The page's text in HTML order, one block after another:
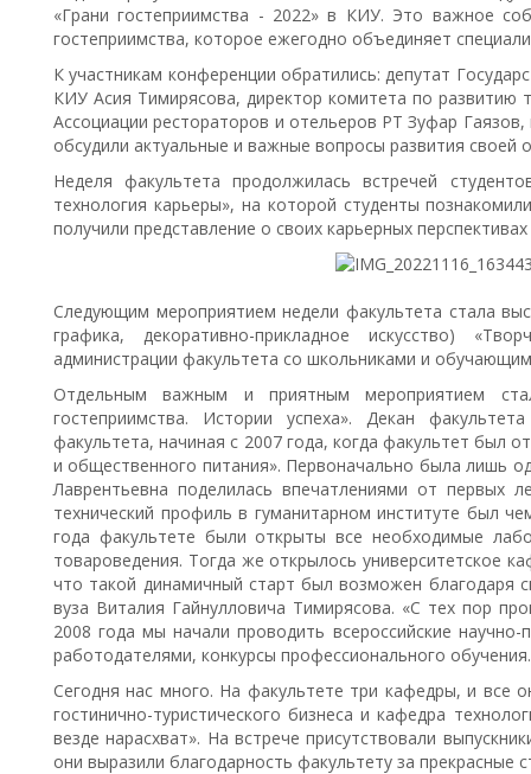
«Грани гостеприимства - 2022» в КИУ. Это важное
гостеприимства, которое ежегодно объединяет
К участникам конференции обратились: депутат
КИУ Асия Тимирясова, директор комитета по развитию
Ассоциации рестораторов и отельеров РТ Зуфар Гаязов,
обсудили актуальные и важные вопросы развития своей
Неделя факультета продолжилась встречей
технология карьеры», на которой студенты
получили представление о своих карьерных
Следующим мероприятием недели факультета стала
графика, декоративно-прикладное искусство)
администрации факультета со школьниками и
Отдельным важным и приятным мероприятием
гостеприимства. Истории успеха». Декан
факультета, начиная с 2007 года, когда факультет был
и общественного питания». Первоначально была лишь
Лаврентьевна поделилась впечатлениями от
технический профиль в гуманитарном институте был
года факультете были открыты все необходимые
товароведения. Тогда же открылось университетское
что такой динамичный старт был возможен благодаря
вуза Виталия Гайнулловича Тимирясова. «С тех пор
2008 года мы начали проводить всероссийские
работодателями, конкурсы профессионального обучения.
Сегодня нас много. На факультете три кафедры, и все
гостинично-туристического бизнеса и кафедра
везде нарасхват». На встрече присутствовали
они выразили благодарность факультету за прекрасные